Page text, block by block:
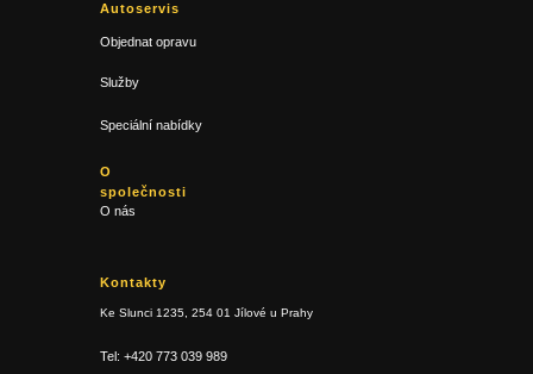
Autoservis
Objednat opravu
O
společnosti
O nás
Kontakty
Služby
Speciální nabídky
Ke Slunci 1235, 254 01 Jílové u Prahy
Tel: +420 773 039 989